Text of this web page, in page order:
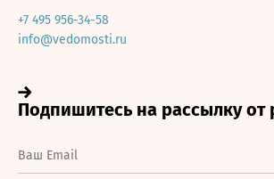
+7 495 956-34-58
info@vedomosti.ru